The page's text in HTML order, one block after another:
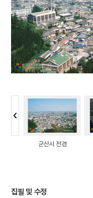
6 금모으기운동
7 노사모
8 메리다 지방회
9 육시
10 이문구
군산시 전경
집필 및 수정